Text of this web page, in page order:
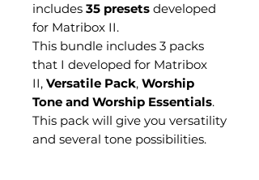
includes 35 presets developed
for Matribox II.
This bundle includes 3 packs
that I developed for Matribox
II, Versatile Pack, Worship
Tone and Worship Essentials.
This pack will give you versatility
and several tone possibilities.